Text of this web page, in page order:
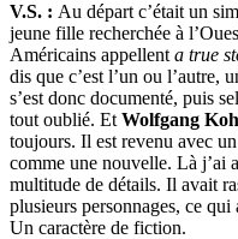
V.S. : Au départ c’était un
jeune fille recherchée à
Américains appellent a true
dis que c’est l’un ou l’autre,
s’est donc documenté, puis
tout oublié. Et Wolfgang
toujours. Il est revenu avec
comme une nouvelle. Là j’ai
multitude de détails. Il avait
plusieurs personnages, ce
Un caractère de fiction.